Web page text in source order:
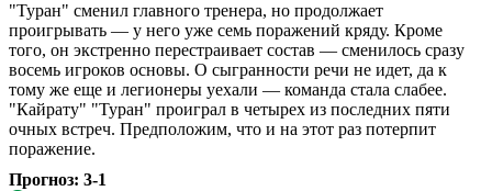
"Туран" сменил главного тренера, но продолжает
проигрывать ― у него уже семь поражений кряду. Кроме
того, он экстренно перестраивает состав ― сменилось сразу
восемь игроков основы. О сыгранности речи не идет, да к
тому же еще и легионеры уехали ― команда стала слабее.
"Кайрату" "Туран" проиграл в четырех из последних пяти
очных встреч. Предположим, что и на этот раз потерпит
поражение.
Прогноз: 3-1